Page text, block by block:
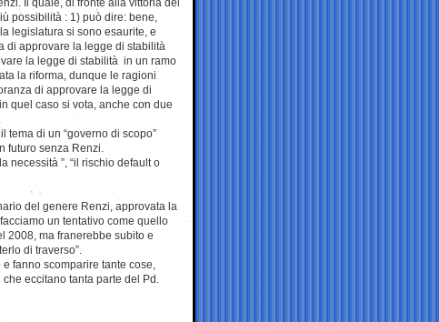
Il quale, di fronte alla vittoria del
possibilità : 1) può dire: bene,
legislatura si sono esaurite, e
di approvare la legge di stabilità
la legge di stabilità in un ramo
la riforma, dunque le ragioni
di approvare la legge di
quel caso si vota, anche con due
tema di un “governo di scopo”
futuro senza Renzi.
necessità ”, “il rischio default o
del genere Renzi, approvata la
un tentativo come quello
2008, ma franerebbe subito e
di traverso”.
fanno scomparire tante cose,
eccitano tanta parte del Pd.